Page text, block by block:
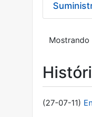
Mostrando
(27-07-11)